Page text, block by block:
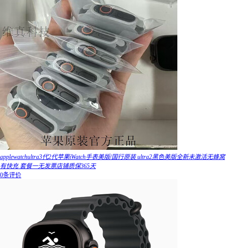
applewatchultra3代2代苹果iWatch手表美版/国行原装 ultra2黑色美版全新未激活无蜂窝
有快充 套餐一无发票店铺质保365天
0条评价